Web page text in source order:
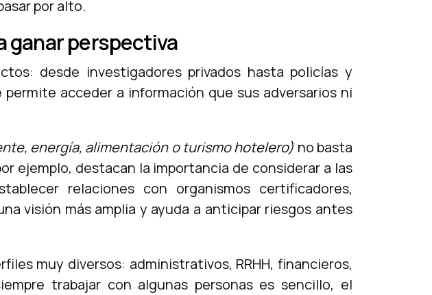
por alto.
ganar perspectiva
desde investigadores privados hasta policías y
acceder a información que sus adversarios ni
energía, alimentación o turismohotelero) no basta
ejemplo, destacan la importancia de considerar a las
relaciones con organismos certificadores,
visión más amplia y ayuda a anticipar riesgos antes
muy diversos: administrativos, RRHH, financieros,
trabajar con algunas personas es sencillo, el